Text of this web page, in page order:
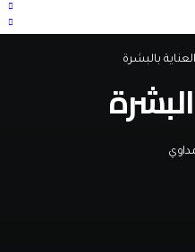
العناية بالبشرة